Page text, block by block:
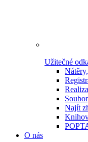
Užitečné
Najít
O nás